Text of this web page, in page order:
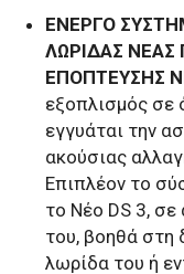
EΝΕΡΓΟ
ΛΩΡΙΔΑΣ ΝΕΑΣ
ΕΠΟΠΤΕΥΣΗΣ
εξοπλισμός σε
εγγυάται την
ακούσιας
Επιπλέον το
το Νέο DS 3, σε
του, βοηθά στη
λωρίδα του ή